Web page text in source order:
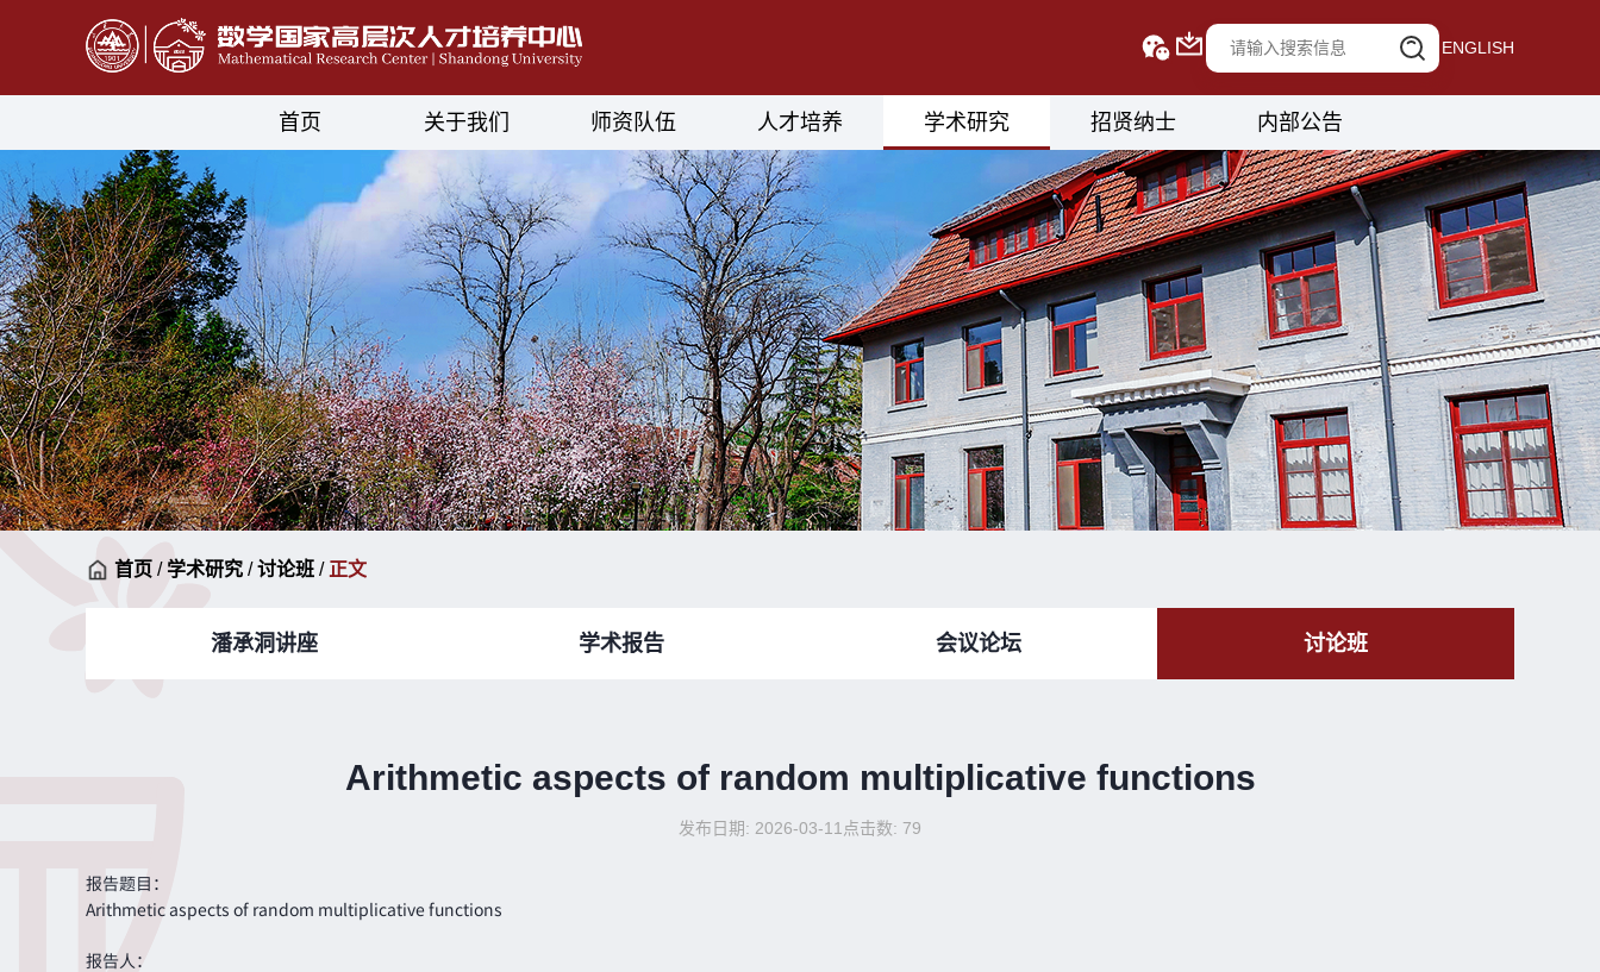
ENGLISH
首页 关于我们 师资队伍 人才培养 学术研究 招贤纳士 内部公告
首页 / 学术研究 / 讨论班 / 正文
潘承洞讲座 学术报告 会议论坛 讨论班
Arithmetic aspects of random multiplicative functions
发布日期: 2026-03-11 点击数: 79
报告题目：
Arithmetic aspects of random multiplicative functions
报告人：